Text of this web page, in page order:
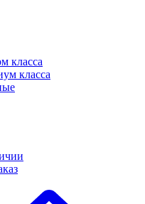
класса
класса